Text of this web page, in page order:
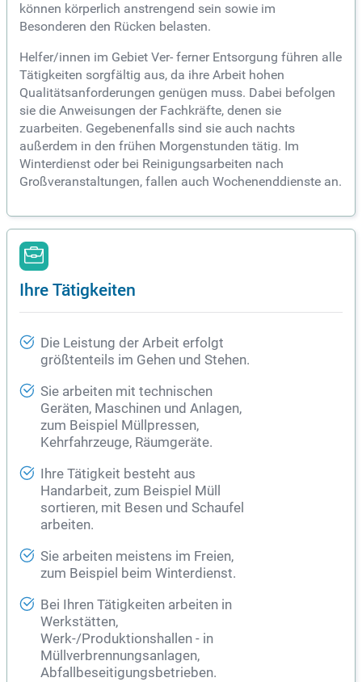
können körperlich anstrengend sein sowie im
Besonderen den Rücken belasten.
Helfer/innen im Gebiet Ver- ferner Entsorgung führen alle
Tätigkeiten sorgfältig aus, da ihre Arbeit hohen
Qualitätsanforderungen genügen muss. Dabei befolgen
sie die Anweisungen der Fachkräfte, denen sie
zuarbeiten. Gegebenenfalls sind sie auch nachts
außerdem in den frühen Morgenstunden tätig. Im
Winterdienst oder bei Reinigungsarbeiten nach
Großveranstaltungen, fallen auch Wochenenddienste an.
Ihre Tätigkeiten
Die Leistung der Arbeit erfolgt
größtenteils im Gehen und Stehen.
Sie arbeiten mit technischen
Geräten, Maschinen und Anlagen,
zum Beispiel Müllpressen,
Kehrfahrzeuge, Räumgeräte.
Ihre Tätigkeit besteht aus
Handarbeit, zum Beispiel Müll
sortieren, mit Besen und Schaufel
arbeiten.
Sie arbeiten meistens im Freien,
zum Beispiel beim Winterdienst.
Bei Ihren Tätigkeiten arbeiten in
Werkstätten,
Werk-/Produktionshallen - in
Müllverbrennungsanlagen,
Abfallbeseitigungsbetrieben.